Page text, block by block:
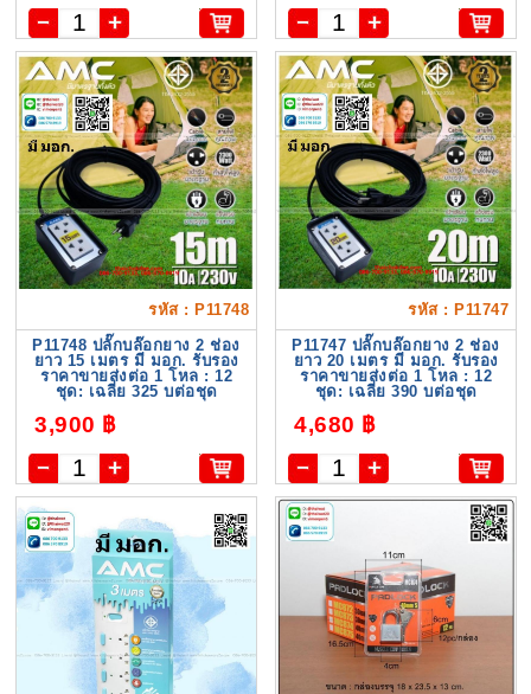
รหัส : P11748
P11748 ปลั๊กบล๊อกยาง 2 ช่อง
ยาว 15 เมตร มี มอก. รับรอง
ราคาขายส่งต่อ 1 โหล : 12
ชุด: เฉลี่ย 325 บต่อชุด
3,900 ฿
รหัส : P11747
P11747 ปลั๊กบล๊อกยาง 2 ช่อง
ยาว 20 เมตร มี มอก. รับรอง
ราคาขายส่งต่อ 1 โหล : 12
ชุด: เฉลี่ย 390 บต่อชุด
4,680 ฿